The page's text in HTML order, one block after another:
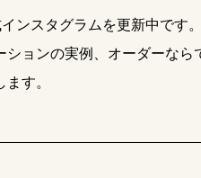
ンスタグラムを更新中です。
ョンの実例、オーダーなら
す。